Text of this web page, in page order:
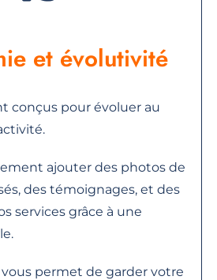
et évolutivité
conçus pour évoluer au
ajouter des photos de
des témoignages, et des
services grâce à une
permet de garder votre